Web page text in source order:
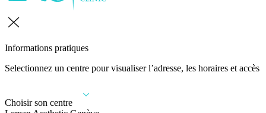
Informations pratiques
Selectionnez un centre pour visualiser l’adresse, les horaires et accès
Choisir son centre